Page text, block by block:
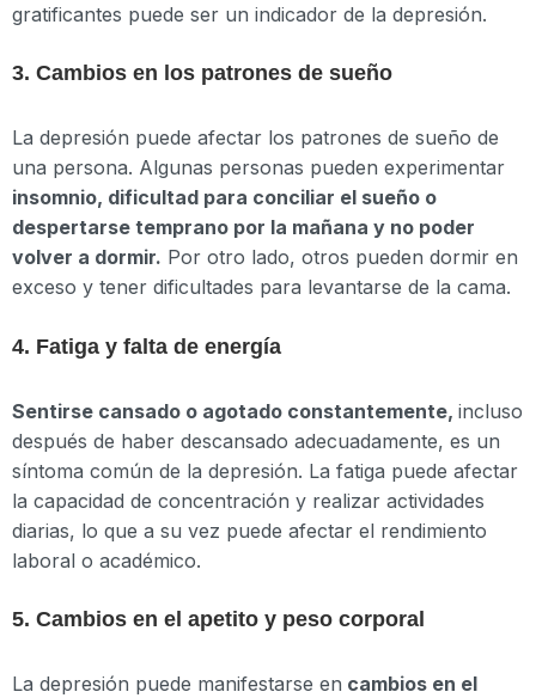
gratificantes puede ser un indicador de la depresión.
3. Cambios en los patrones de sueño
La depresión puede afectar los patrones de sueño de
una persona. Algunas personas pueden experimentar
insomnio, dificultad para conciliar el sueño o
despertarse temprano por la mañana y no poder
volver a dormir. Por otro lado, otros pueden dormir en
exceso y tener dificultades para levantarse de la cama.
4. Fatiga y falta de energía
Sentirse cansado o agotado constantemente, incluso
después de haber descansado adecuadamente, es un
síntoma común de la depresión. La fatiga puede afectar
la capacidad de concentración y realizar actividades
diarias, lo que a su vez puede afectar el rendimiento
laboral o académico.
5. Cambios en el apetito y peso corporal
La depresión puede manifestarse en cambios en el